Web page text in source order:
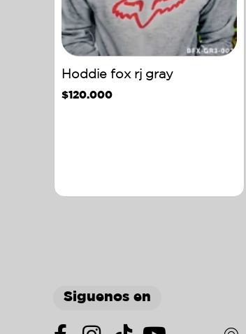
Hoddie fox rj gray
$120.000
Siguenos en